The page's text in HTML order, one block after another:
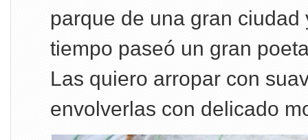
parque de una gran ciudad
tiempo paseó un gran
Las quiero arropar con
envolverlas con delicado